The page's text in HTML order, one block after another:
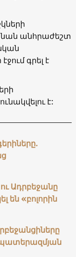
անհրաժեշտ
գրել է
է:
Ադրբեջանը
են «բոլորին